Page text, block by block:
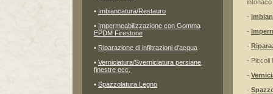
• Imbiancatura/Restauro
• Impermeabilizzazione con Gomma
EPDM Firestone
• Riparazione di infiltrazioni d'acqua
• Verniciatura/Sverniciatura persiane,
finestre ecc.
• Spazzolatura Legno
-
-
-
- Piccoli
-
-